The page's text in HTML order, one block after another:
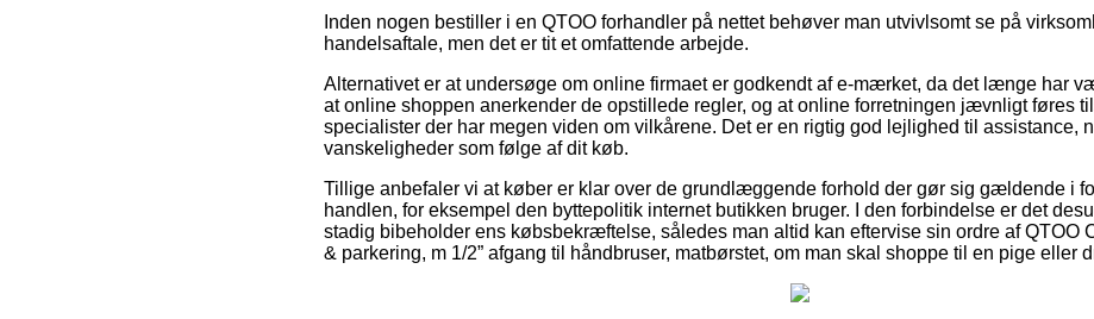
Inden nogen bestiller i en QTOO forhandler på nettet behøver man utvivlsomt se på
handelsaftale, men det er tit et omfattende arbejde.
Alternativet er at undersøge om online firmaet er godkendt af e-mærket, da det længe har
at online shoppen anerkender de opstillede regler, og at online forretningen jævnligt føres
specialister der har megen viden om vilkårene. Det er en rigtig god lejlighed til assistance,
vanskeligheder som følge af dit køb.
Tillige anbefaler vi at køber er klar over de grundlæggende forhold der gør sig gældende i
handlen, for eksempel den byttepolitik internet butikken bruger. I den forbindelse er det
stadig bibeholder ens købsbekræftelse, således man altid kan eftervise sin ordre af QTOO
& parkering, m 1/2” afgang til håndbruser, matbørstet, om man skal shoppe til en pige eller